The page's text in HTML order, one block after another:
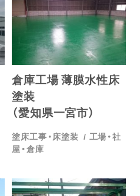
倉庫工場 薄膜水性床
塗装
（愛知県一宮市）
塗床工事・床塗装
工場・社
屋・倉庫